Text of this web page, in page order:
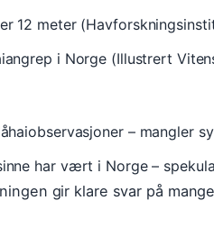
12 meter
i Norge (Illustrert
– mangler
har vært i Norge –
gir klare svar på